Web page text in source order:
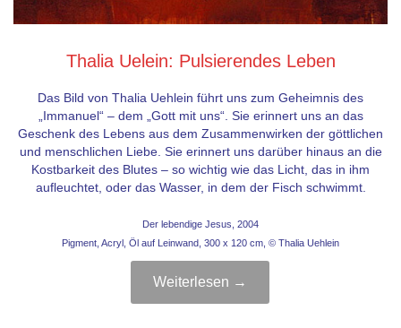
Thalia Uelein: Pulsierendes Leben
Das Bild von Thalia Uehlein führt uns zum Geheimnis des
„Immanuel“ – dem „Gott mit uns“. Sie erinnert uns an das
Geschenk des Lebens aus dem Zusammenwirken der göttlichen
und menschlichen Liebe. Sie erinnert uns darüber hinaus an die
Kostbarkeit des Blutes – so wichtig wie das Licht, das in ihm
aufleuchtet, oder das Wasser, in dem der Fisch schwimmt.
Der lebendige Jesus, 2004
Pigment, Acryl, Öl auf Leinwand, 300 x 120 cm, © Thalia Uehlein
Weiterlesen →